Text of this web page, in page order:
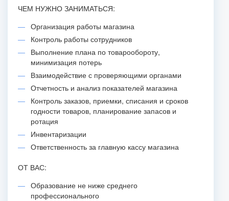
ЧЕМ НУЖНО ЗАНИМАТЬСЯ:
Организация работы магазина
Контроль работы сотрудников
Выполнение плана по товарообороту,
минимизация потерь
Взаимодействие с проверяющими органами
Отчетность и анализ показателей магазина
Контроль заказов, приемки, списания и сроков
годности товаров, планирование запасов и
ротация
Инвентаризации
Ответственность за главную кассу магазина
ОТ ВАС:
Образование не ниже среднего
профессионального